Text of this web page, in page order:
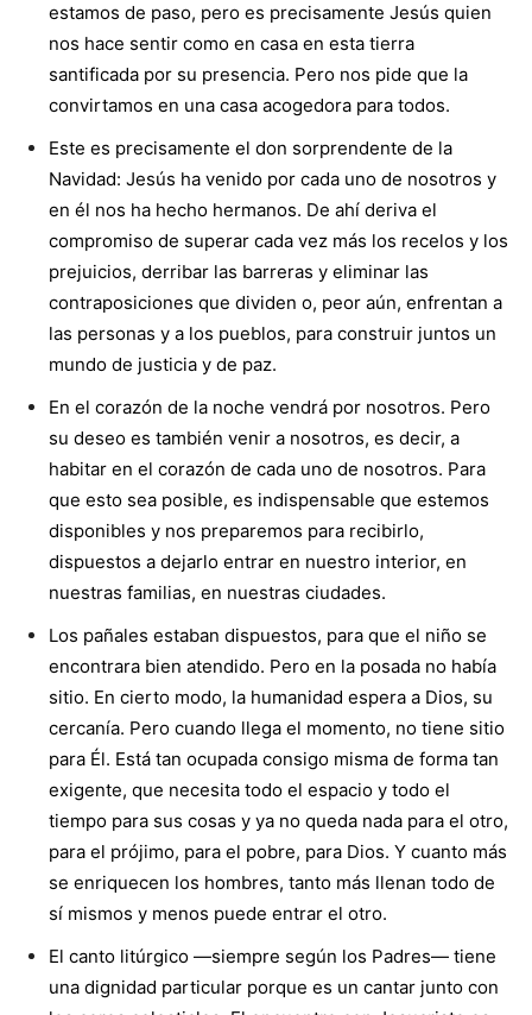
estamos de paso, pero es precisamente Jesús quien
nos hace sentir como en casa en esta tierra
santificada por su presencia. Pero nos pide que la
convirtamos en una casa acogedora para todos.
Este es precisamente el don sorprendente de la
Navidad: Jesús ha venido por cada uno de nosotros y
en él nos ha hecho hermanos. De ahí deriva el
compromiso de superar cada vez más los recelos y los
prejuicios, derribar las barreras y eliminar las
contraposiciones que dividen o, peor aún, enfrentan a
las personas y a los pueblos, para construir juntos un
mundo de justicia y de paz.
En el corazón de la noche vendrá por nosotros. Pero
su deseo es también venir a nosotros, es decir, a
habitar en el corazón de cada uno de nosotros. Para
que esto sea posible, es indispensable que estemos
disponibles y nos preparemos para recibirlo,
dispuestos a dejarlo entrar en nuestro interior, en
nuestras familias, en nuestras ciudades.
Los pañales estaban dispuestos, para que el niño se
encontrara bien atendido. Pero en la posada no había
sitio. En cierto modo, la humanidad espera a Dios, su
cercanía. Pero cuando llega el momento, no tiene sitio
para Él. Está tan ocupada consigo misma de forma tan
exigente, que necesita todo el espacio y todo el
tiempo para sus cosas y ya no queda nada para el otro,
para el prójimo, para el pobre, para Dios. Y cuanto más
se enriquecen los hombres, tanto más llenan todo de
sí mismos y menos puede entrar el otro.
El canto litúrgico —siempre según los Padres— tiene
una dignidad particular porque es un cantar junto con